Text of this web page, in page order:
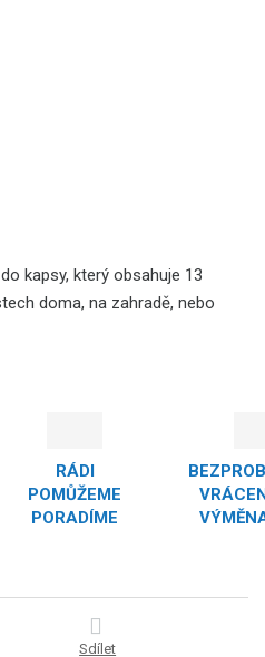
kapsy, který obsahuje 13
doma, na zahradě, nebo
RÁDI
POMŮŽEME
PORADÍME
Sdílet